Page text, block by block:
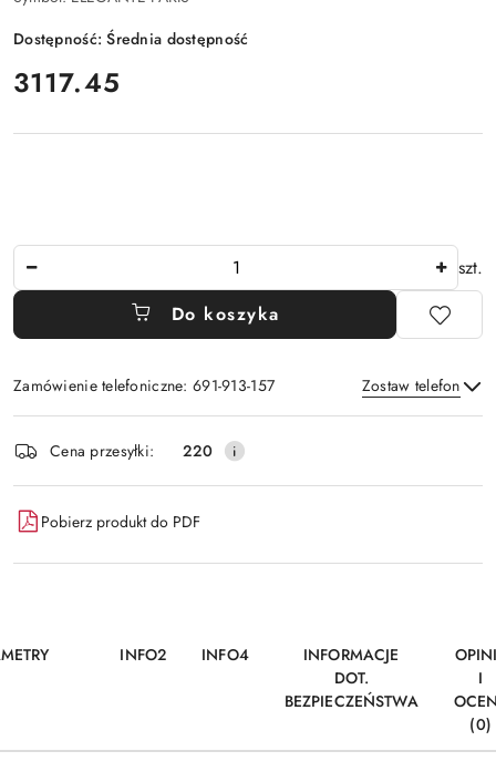
Dostępność:Średnia dostępność
cena:
3117.45
szt.
Do koszyka
Zamówienie telefoniczne: 691-913-157 Zostaw telefon
Wyślij
i
dostawa
Cena przesyłki: 220
Pobierz produkt do PDF
INFO2 INFO4
INFORMACJE
DOT.
BEZPIECZEŃSTWA
I
(0)